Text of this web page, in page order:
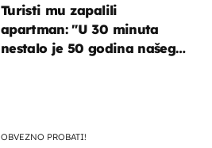
Turisti mu zapalili
apartman: "U 30 minuta
nestalo je 50 godina našeg
OBVEZNO PROBATI!